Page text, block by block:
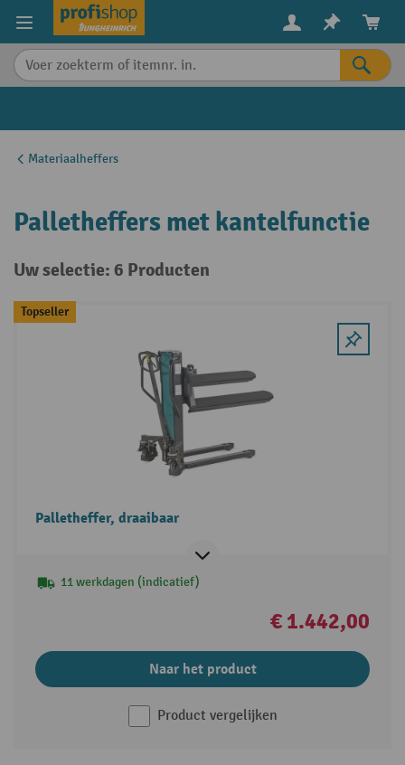
content
Materiaalheffers
Palletheffers met kantelfunctie
Uw selectie: 6 Producten
Topseller
Palletheffer, draaibaar
11 werkdagen (indicatief)
€ 1.442,00
Naar het product
Product vergelijken